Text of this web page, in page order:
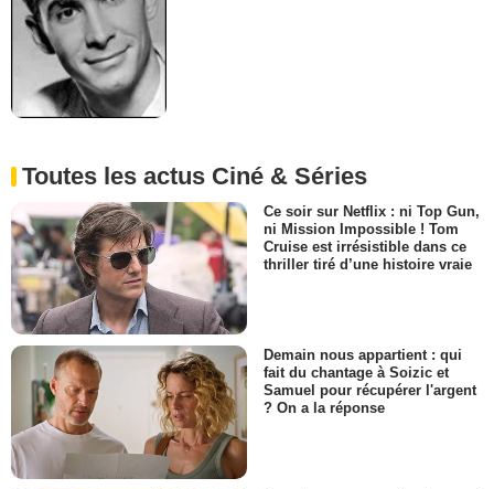
Toutes les actus Ciné & Séries
Ce soir sur Netflix : ni Top Gun,
ni Mission Impossible ! Tom
Cruise est irrésistible dans ce
thriller tiré d’une histoire vraie
Demain nous appartient : qui
fait du chantage à Soizic et
Samuel pour récupérer l'argent
? On a la réponse